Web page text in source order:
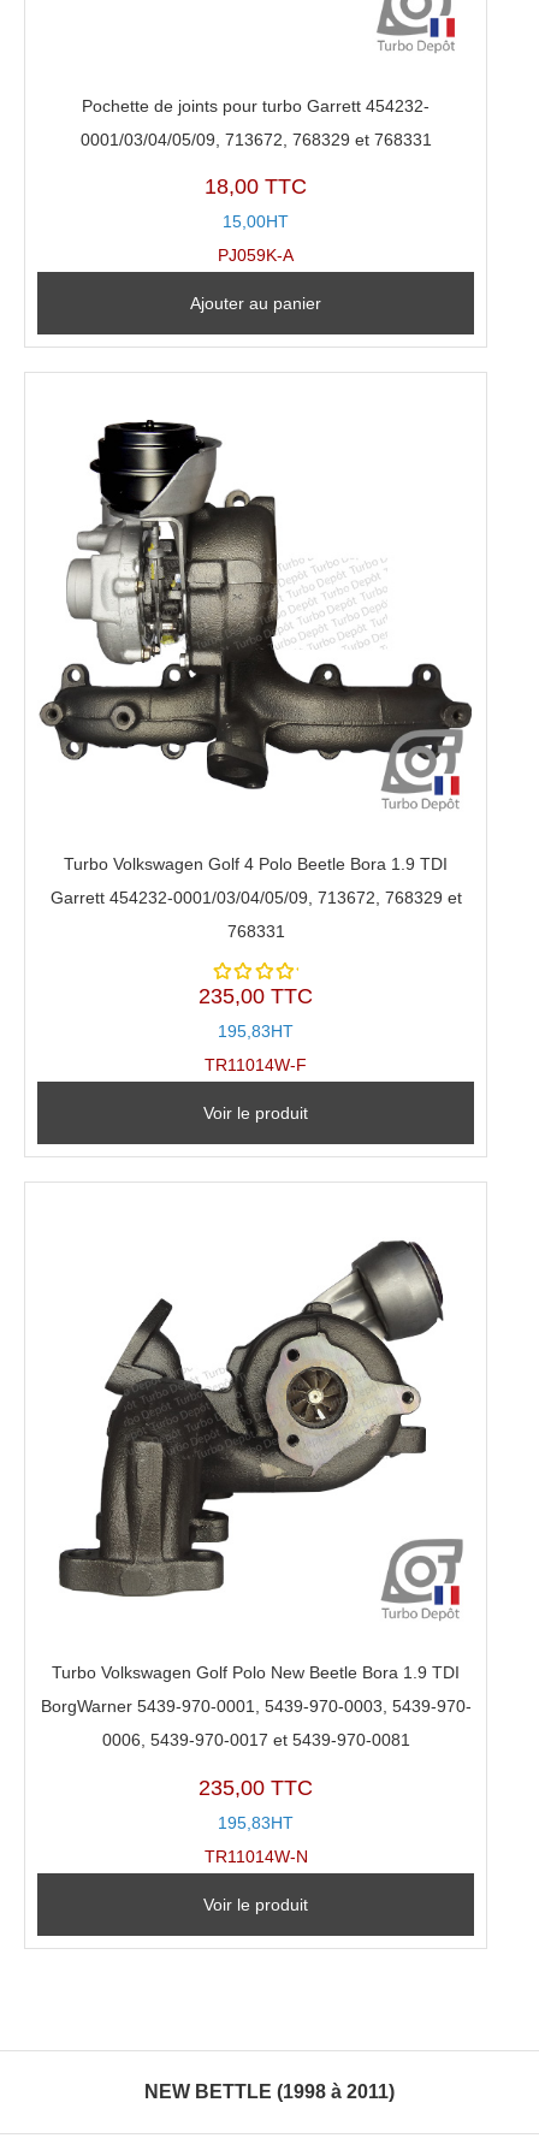
Pochette de joints pour turbo Garrett 454232-
0001/03/04/05/09, 713672, 768329 et 768331
18,00 TTC
15,00HT
PJ059K-A
Ajouter au panier
Turbo Volkswagen Golf 4 Polo Beetle Bora 1.9 TDI
Garrett 454232-0001/03/04/05/09, 713672, 768329 et
768331
Note
5
235,00 TTC
195,83HT
TR11014W-F
Voir le produit
Turbo Volkswagen Golf Polo New Beetle Bora 1.9 TDI
BorgWarner 5439-970-0001, 5439-970-0003, 5439-970-
0006, 5439-970-0017 et 5439-970-0081
235,00 TTC
195,83HT
TR11014W-N
Voir le produit
NEW BETTLE (1998 à 2011)